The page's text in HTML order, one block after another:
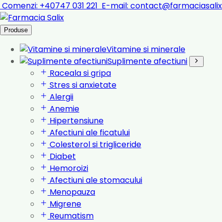
Comenzi: +40747 031 221 E-mail:
Produse
Vitamine si minerale
Suplimente afectiuni
Raceala si gripa
Stres si anxietate
Alergii
Anemie
Hipertensiune
Afectiuni ale ficatului
Colesterol si trigliceride
Diabet
Hemoroizi
Afectiuni ale stomacului
Menopauza
Migrene
Reumatism